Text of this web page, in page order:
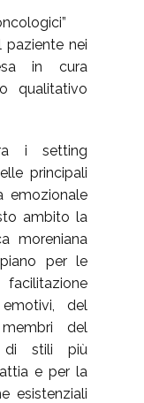
nei
in cura
qualitativo
i setting
principali
emozionale
ambito la
moreniana
per le
facilitazione
emotivi, del
del
di stili più
e per la
esistenziali